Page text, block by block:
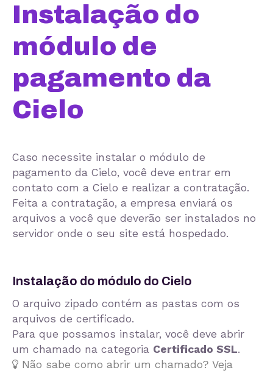
Instalação do
módulo de
pagamento da
Cielo
Caso necessite instalar o módulo de
pagamento da Cielo, você deve entrar em
contato com a Cielo e realizar a contratação.
Feita a contratação, a empresa enviará os
arquivos a você que deverão ser instalados no
servidor onde o seu site está hospedado.
Instalação do módulo do Cielo
O arquivo zipado contém as pastas com os
arquivos de certificado.
Para que possamos instalar, você deve abrir
um chamado na categoria Certificado SSL.
Não sabe como abrir um chamado? Veja